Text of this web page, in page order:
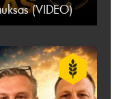
(VIDEO)